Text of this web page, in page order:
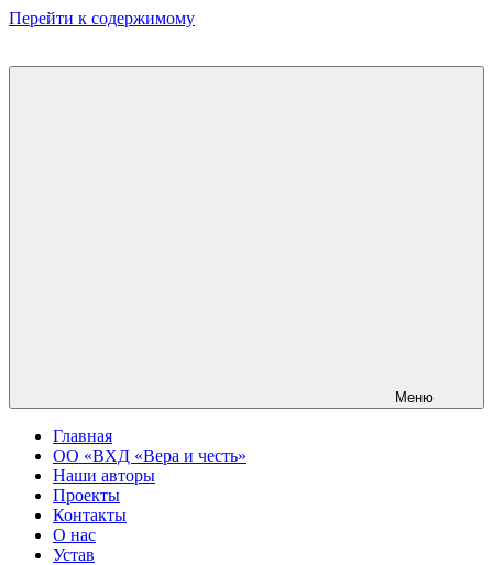
Перейти к содержимому
Меню
Главная
ОО «ВХД «Вера и честь»
Наши авторы
Проекты
Контакты
О нас
Устав